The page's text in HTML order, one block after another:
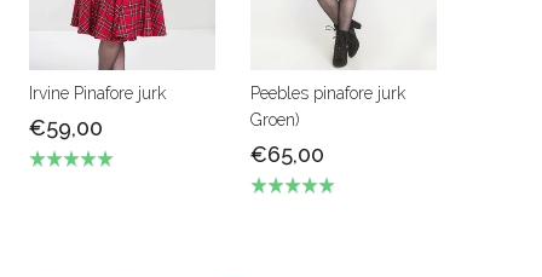
Irvine Pinafore jurk
€59,00
Peebles pinafore jurk
Groen)
€65,00